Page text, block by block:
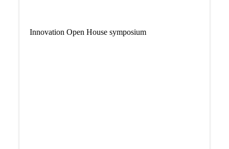
Innovation Open House symposium